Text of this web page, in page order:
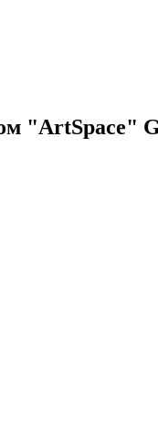
"ArtSpace"